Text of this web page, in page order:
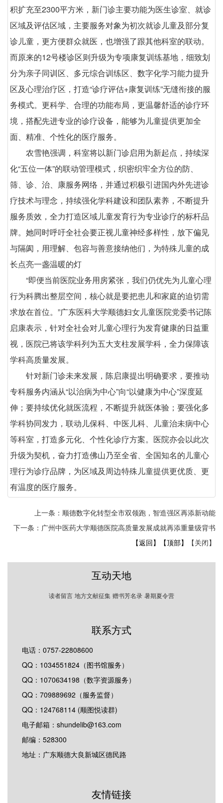
积扩充至2300平方米，新门诊主要功能为医生诊室、就诊
区域及评估区域，主要服务对象为初次就诊儿童及部分复
诊儿童，更方便群众就医，也增强了跟其他科室的联动。
而原来的12号楼诊区则升级为专项康复训练基地，细致划
分为亲子同训区、多元综合训练区、数字化学习能力提升
区及心理治疗区，打造“诊疗评估+康复训练”无缝衔接的服
务模式。更科学、合理的功能布局，更温馨舒适的诊疗环
境，搭配先进专业的诊疗设备，能够为儿童提供更加全
面、精准、个性化的医疗服务。
农雪艳强调，科室将以新门诊启用为新起点，持续深
化“五位一体”的联动管理模式，织密织牢全方位的防、
筛、诊、治、康服务网络，并通过积极引进国内外先进诊
疗技术与理念，持续强化学科建设和团队素养，不断提升
服务质效，全力打造区域儿童发育行为专业诊疗的标杆品
牌。她同时呼吁全社会要正视儿童神经多样性，放下偏见
与隔阂，用理解、包容与善意接纳他们，为特殊儿童的成
长点亮一盏温暖的灯
“即便当前医院业务用房紧张，我们仍优先为儿童心理
行为科腾出整层空间，核心就是要把患儿和家庭的迫切需
求放在首位。”广东医科大学顺德妇女儿童医院党委书记陈
启康表示，针对全社会对儿童心理行为发育健康的日益重
视，医院已将该学科列为五大支柱发展学科，全力保障该
学科高质量发展。
针对新门诊未来发展，陈启康提出明确要求，要推动
专科服务内涵从“以治病为中心”向“以健康为中心”深度延
伸；要持续优化就医流程，不断提升就医体验；要强化多
学科协同发力，联动儿保科、中医儿科、儿童治未病中心
等科室，打造多元化、个性化诊疗方案。医院亦会以此次
升级为契机，奋力打造佛山乃至全省、全国知名的儿童心
理行为诊疗品牌，为区域及周边特殊儿童提供更优质、更
有温度的医疗服务。
上一条：顺德数字化转型全市双领跑，智造强区再添新动能
下一条：广州中医药大学顺德医院高质量发展成就再添重量级背书
【返回】
【顶部】 【关闭】
互动天地
读者留言 地方文献征集 赠书芳名录 暑期夏令营
联系方式
电话：0757-22808600
QQ：1034551824（图书馆服务）
QQ：1070634198（数字资源服务）
QQ：709889692（服务监督）
QQ：124768114 (顺图悦读群)
电子邮箱：shundelib@163.com
邮编：528300
地址：广东顺德大良新城区德民路
友情链接